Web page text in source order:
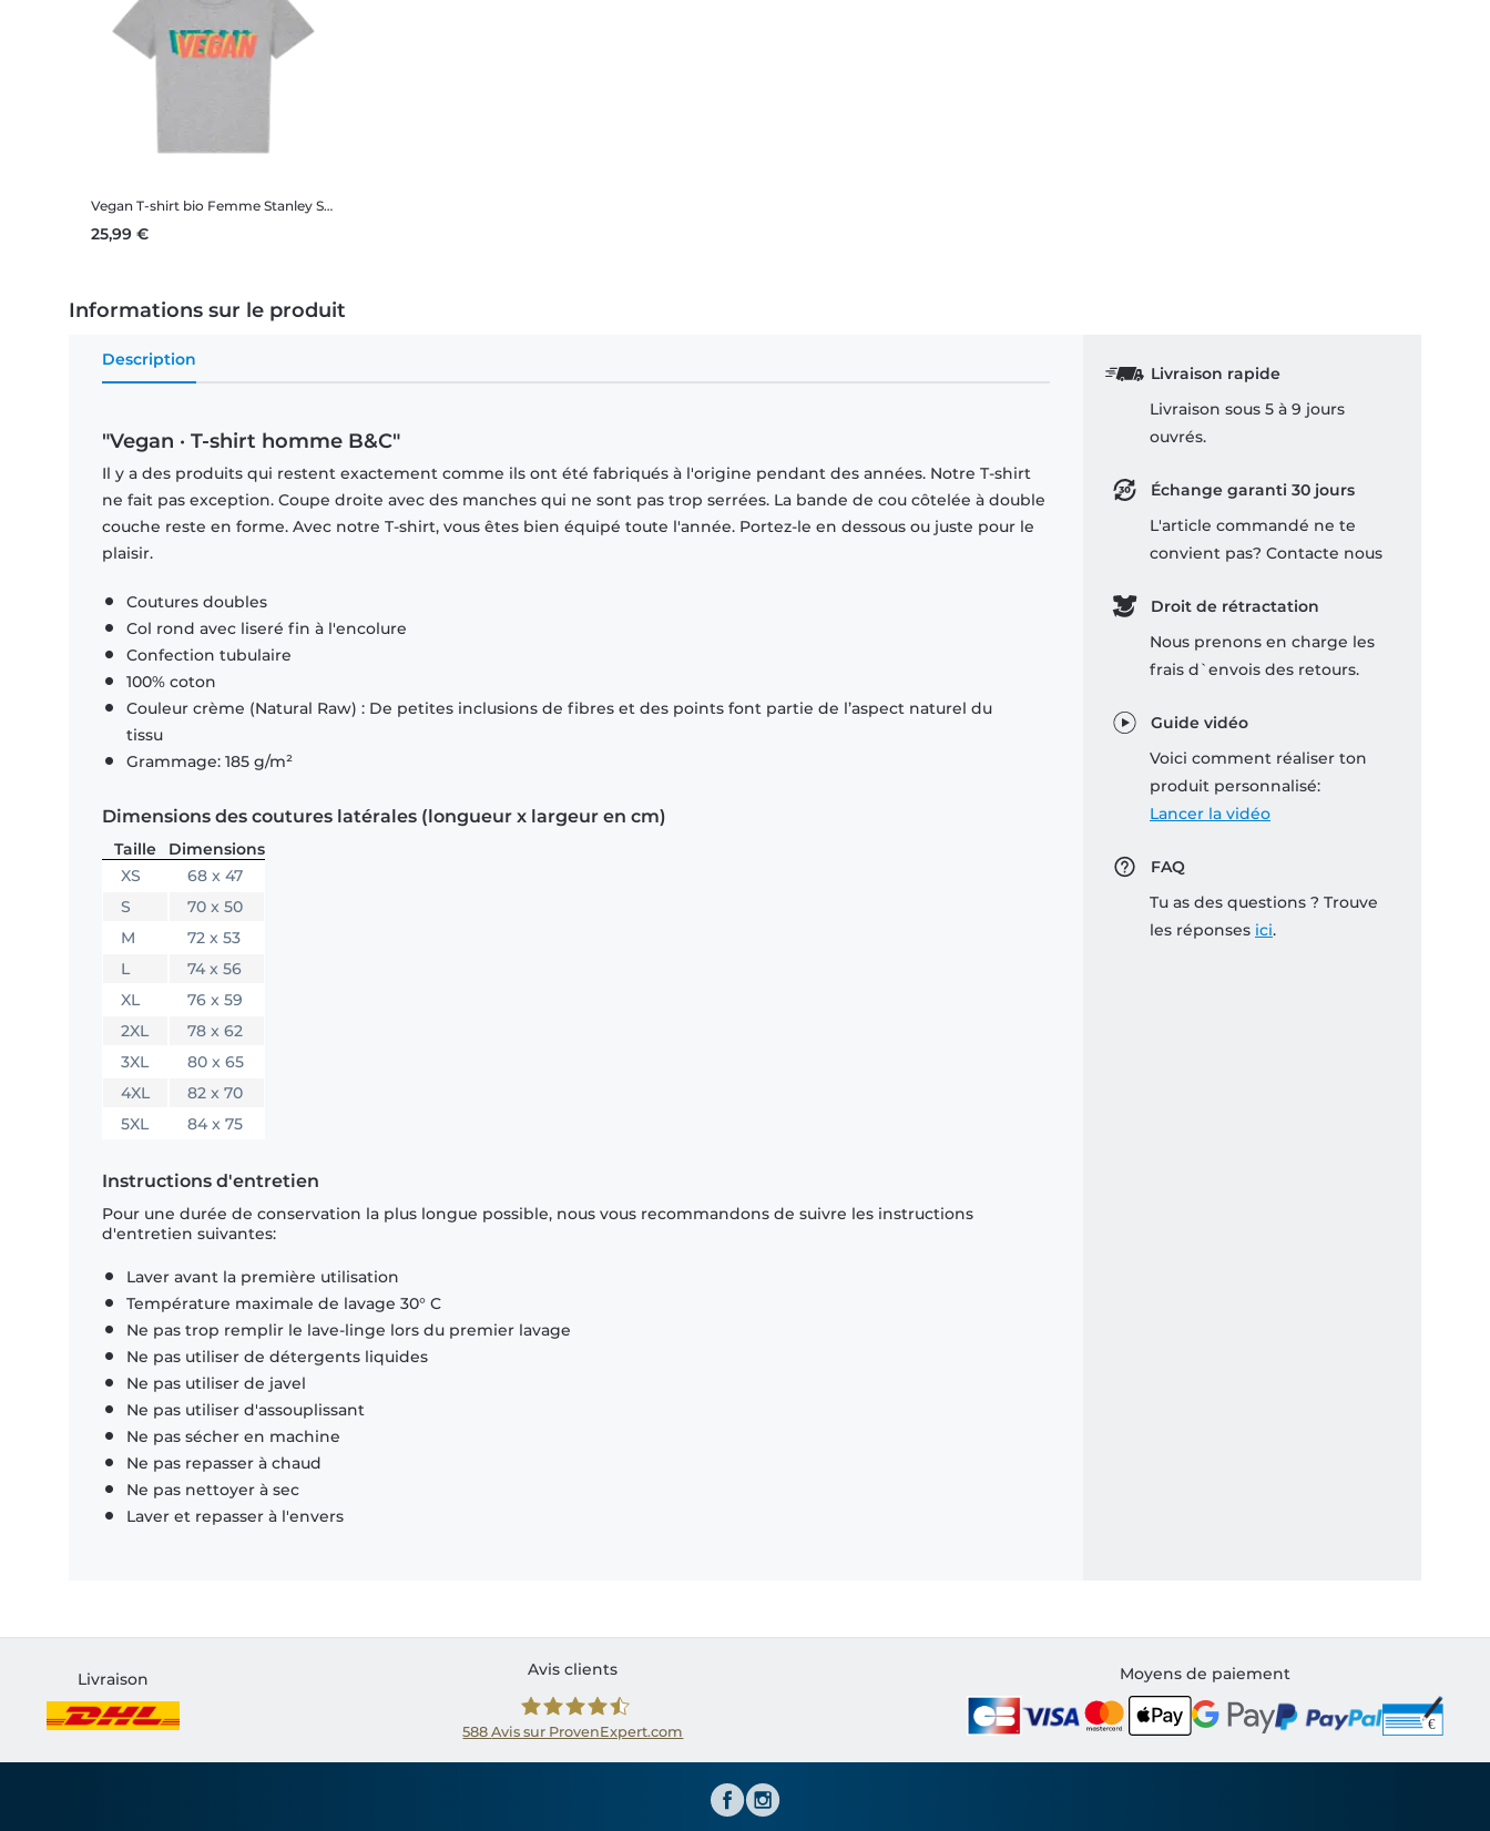
Vegan T-shirt bio Femme Stanley Stella 2.0
25,99 €
Informations sur le produit
Description
"Vegan · T-shirt homme B&C"
Il y a des produits qui restent exactement comme ils ont été fabriqués à l'origine pendant des années. Notre T-shirt
ne fait pas exception. Coupe droite avec des manches qui ne sont pas trop serrées. La bande de cou côtelée à double
couche reste en forme. Avec notre T-shirt, vous êtes bien équipé toute l'année. Portez-le en dessous ou juste pour le
plaisir.
Coutures doubles
Col rond avec liseré fin à l'encolure
Confection tubulaire
100% coton
Couleur crème (Natural Raw) : De petites inclusions de fibres et des points font partie de l’aspect naturel du
tissu
Grammage: 185 g/m²
Dimensions des coutures latérales (longueur x largeur en cm)
Taille
Dimensions
XS
68 x 47
S
70 x 50
M
72 x 53
L
74 x 56
XL
76 x 59
2XL
78 x 62
3XL
80 x 65
4XL
82 x 70
5XL
84 x 75
Instructions d'entretien
Pour une durée de conservation la plus longue possible, nous vous recommandons de suivre les instructions
d'entretien suivantes:
Laver avant la première utilisation
Température maximale de lavage 30° C
Ne pas trop remplir le lave-linge lors du premier lavage
Ne pas utiliser de détergents liquides
Ne pas utiliser de javel
Ne pas utiliser d'assouplissant
Ne pas sécher en machine
Ne pas repasser à chaud
Ne pas nettoyer à sec
Laver et repasser à l'envers
Livraison rapide
Livraison sous 5 à 9 jours
ouvrés.
Échange garanti 30 jours
L'article commandé ne te
convient pas? Contacte nous
Droit de rétractation
Nous prenons en charge les
frais d`envois des retours.
Guide vidéo
Voici comment réaliser ton
produit personnalisé:
Lancer la vidéo
FAQ
Tu as des questions ? Trouve
les réponses ici.
Livraison
Avis clients
588Avis sur ProvenExpert.com
Moyens de paiement